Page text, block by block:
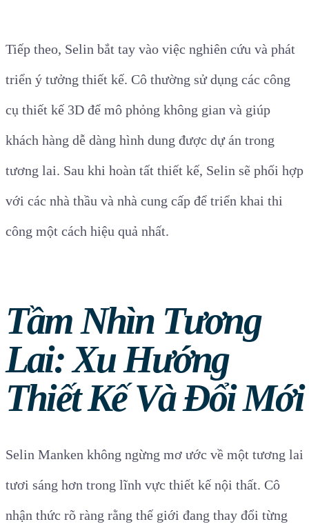
Tiếp theo, Selin bắt tay vào việc nghiên cứu và phát
triển ý tưởng thiết kế. Cô thường sử dụng các công
cụ thiết kế 3D để mô phỏng không gian và giúp
khách hàng dễ dàng hình dung được dự án trong
tương lai. Sau khi hoàn tất thiết kế, Selin sẽ phối hợp
với các nhà thầu và nhà cung cấp để triển khai thi
công một cách hiệu quả nhất.
Tầm Nhìn Tương
Lai: Xu Hướng
Thiết Kế Và Đổi Mới
Selin Manken không ngừng mơ ước về một tương lai
tươi sáng hơn trong lĩnh vực thiết kế nội thất. Cô
nhận thức rõ ràng rằng thế giới đang thay đổi từng